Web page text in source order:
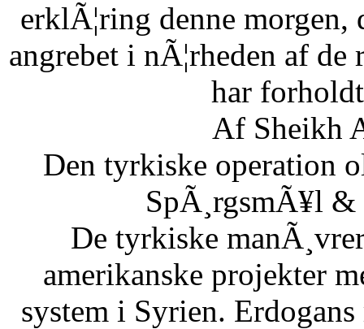
erklÃ¦ring denne
angrebet i nÃ¦rheden af
har
Af Sheikh
Den tyrkiske operation
SpÃ¸rgsmÃ¥l
De tyrkiske
amerikanske projekter
system i Syrien.